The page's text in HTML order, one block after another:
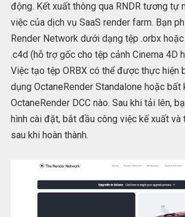
động. Kết xuất thông qua RNDR tương tự
việc của dịch vụ SaaS render farm. Bạn
Render Network dưới dạng tệp .orbx
.c4d (hỗ trợ gốc cho tệp cảnh Cinema 4D
Việc tạo tệp ORBX có thể được thực hiện
dụng OctaneRender Standalone hoặc bất
OctaneRender DCC nào. Sau khi tải lên,
hình cài đặt, bắt đầu công việc kế xuất và
sau khi hoàn thành.